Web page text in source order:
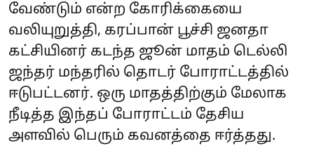
வேண்டும் என்ற கோரிக்கையை
வலியுறுத்தி, கரப்பான் பூச்சி ஜனதா
கட்சியினர் கடந்த ஜூன் மாதம் டெல்லி
ஜந்தர் மந்தரில் தொடர் போராட்டத்தில்
ஈடுபட்டனர். ஒரு மாதத்திற்கும் மேலாக
நீடித்த இந்தப் போராட்டம் தேசிய
அளவில் பெரும் கவனத்தை ஈர்த்தது.